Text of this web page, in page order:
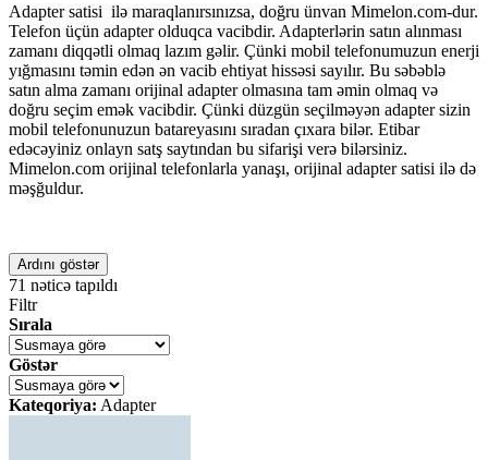
Adapter satisi ilə maraqlanırsınızsa, doğru ünvan Mimelon.com-dur.
Telefon üçün adapter olduqca vacibdir. Adapterlərin satın alınması
zamanı diqqətli olmaq lazım gəlir. Çünki mobil telefonumuzun enerji
yığmasını təmin edən ən vacib ehtiyat hissəsi sayılır. Bu səbəblə
satın alma zamanı orijinal adapter olmasına tam əmin olmaq və
doğru seçim emək vacibdir. Çünki düzgün seçilməyən adapter sizin
mobil telefonunuzun batareyasını sıradan çıxara bilər. Etibar
edəcəyiniz onlayn satş saytından bu sifarişi verə bilərsiniz.
Mimelon.com orijinal telefonlarla yanaşı, orijinal adapter satisi ilə də
məşğuldur.
Ardını göstər
71 nəticə tapıldı
Filtr
Sırala
Göstər
Kateqoriya: Adapter